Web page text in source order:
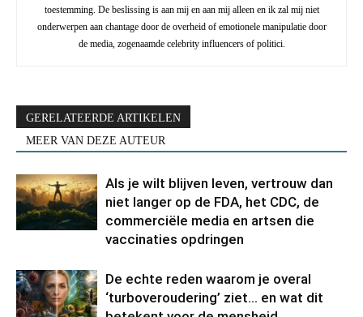
toestemming. De beslissing is aan mij en aan mij alleen en ik zal mij niet
onderwerpen aan chantage door de overheid of emotionele manipulatie door
de media, zogenaamde celebrity influencers of politici.
GERELATEERDE ARTIKELEN
MEER VAN DEZE AUTEUR
Als je wilt blijven leven, vertrouw dan
niet langer op de FDA, het CDC, de
commerciële media en artsen die
vaccinaties opdringen
De echte reden waarom je overal
‘turboveroudering’ ziet… en wat dit